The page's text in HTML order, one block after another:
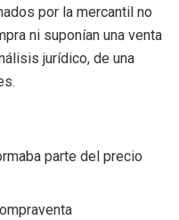
por la mercantil no
ni suponían una venta
jurídico, de una
parte del precio